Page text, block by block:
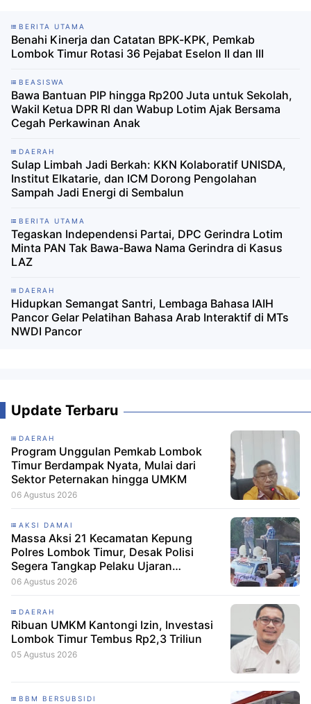
BERITA UTAMA
Benahi Kinerja dan Catatan BPK-KPK, Pemkab
Lombok Timur Rotasi 36 Pejabat Eselon II dan III
BEASISWA
Bawa Bantuan PIP hingga Rp200 Juta untuk Sekolah,
Wakil Ketua DPR RI dan Wabup Lotim Ajak Bersama
Cegah Perkawinan Anak
DAERAH
Sulap Limbah Jadi Berkah: KKN Kolaboratif UNISDA,
Institut Elkatarie, dan ICM Dorong Pengolahan
Sampah Jadi Energi di Sembalun
BERITA UTAMA
Tegaskan Independensi Partai, DPC Gerindra Lotim
Minta PAN Tak Bawa-Bawa Nama Gerindra di Kasus
LAZ
DAERAH
Hidupkan Semangat Santri, Lembaga Bahasa IAIH
Pancor Gelar Pelatihan Bahasa Arab Interaktif di MTs
NWDI Pancor
Update Terbaru
DAERAH
Program Unggulan Pemkab Lombok
Timur Berdampak Nyata, Mulai dari
Sektor Peternakan hingga UMKM
06 Agustus 2026
AKSI DAMAI
Massa Aksi 21 Kecamatan Kepung
Polres Lombok Timur, Desak Polisi
Segera Tangkap Pelaku Ujaran
Kebencian terhadap Bupati
06 Agustus 2026
DAERAH
Ribuan UMKM Kantongi Izin, Investasi
Lombok Timur Tembus Rp2,3 Triliun
05 Agustus 2026
BBM BERSUBSIDI